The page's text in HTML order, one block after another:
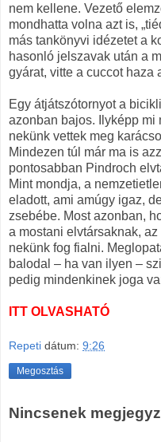
nem kellene. Vezető
mondhatta volna azt is,
más tankönyvi idézetet a
hasonló jelszavak után a
gyárat, vitte a cuccot haza
Egy átjátszótornyot a
azonban bajos. Ilyképp mi
nekünk vettek meg
Mindezen túl már ma is
pontosabban Pindroch
Mint mondja, a
eladott, ami amúgy igaz,
zsebébe. Most azonban,
a mostani elvtársaknak,
nekünk fog fialni.
balodal – ha van ilyen –
pedig mindenkinek joga
ITT OLVASHATÓ
Repeti dátum: 9:26
Megosztás
Nincsenek